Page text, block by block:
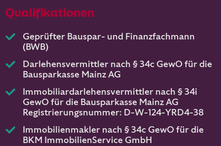
Qualifikationen
Geprüfter Bauspar- und Finanzfachmann
(BWB)
Darlehensvermittler nach § 34c GewO für die
Bausparkasse Mainz AG
Immobiliardarlehensvermittler nach § 34i
GewO für die Bausparkasse Mainz AG
Registrierungsnummer: D-W-124-YRD4-38
Immobilienmakler nach § 34c GewO für die
BKM ImmobilienService GmbH